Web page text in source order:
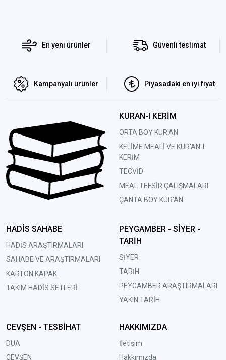
En yeni ürünler Güvenli teslimat
Kampanyalı ürünler Piyasadaki en iyi fiyat
KURAN-I KERİM
ORTA BOY KUR'AN
KELİME MEALİ VE KUR'AN-I
KERİM
TECVİD
MEAL TEFSİR ÇALIŞMALARI
ÇANTA BOY KUR'AN
HADİS SAHABE
HADİS ARAŞTIRMALARI
SAHABE VE ARAŞTIRMALARI
KARTON KAPAK
TAKIM HADİS SETLERİ
PEYGAMBER - SİYER -
TARİH
SİYER
TARİH
PEYGAMBER ARAŞTIRMALARI
YAKIN TARİH
CEVŞEN - TESBİHAT
DUA
CEVŞEN
HAKKIMIZDA
İletişim
Hakkımızda